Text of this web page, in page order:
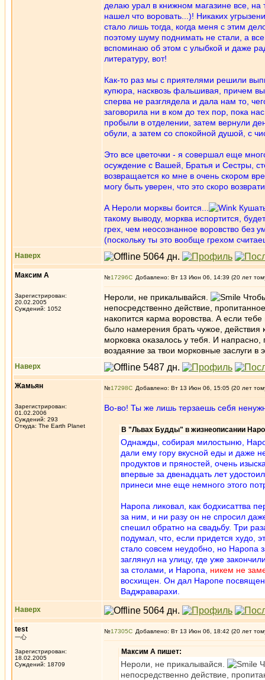
делаю урал в книжном магазине все,
нашел что воровать...)! Никаких
стало лишь тогда, когда меня с этим
поэтому шуму поднимать не стали, а
вспоминаю об этом с улыбкой и даже
литературу, вот!
Как-то раз мы с приятелями решили
купюра, насквозь фальшивая, причем
сперва не разглядела и дала нам то,
заговорила ни в ком до тех пор, пока
пробыли в отделении, затем вернули
обули, а затем со спокойной душой, с
Это все цветочки - я совершал еще
осуждение с Вашей, Братья и Сестры,
возвращается ко мне в очень скором
могу быть уверен, что это скоро
А Нероли морквы боится...
такому выводу, морква испортится,
грех, чем неосознанное воровство без
(поскольку ты это вообще грехом
Наверх
Максим А
Зарегистрирован:
20.02.2005
Суждений: 1052
№17296 Добавлено: Вт 13 Июн 06, 14:39 (20 лет
Нероли, не прикалывайся.
непосредственно действие,
накопится карма воровства. А если
было намерения брать чужое,
морковка оказалось у тебя. И напрасно,
воздаяние за твои морковные заслуги в
Наверх
Жамьян
Зарегистрирован:
01.02.2006
Суждений: 293
Откуда: The Earth Planet
№17298 Добавлено: Вт 13 Июн 06, 15:05 (20 лет
Во-во! Ты же лишь терзаешь себя
В "Львах Будды" в жизнеописании
Однажды, собирая милостыню,
дали ему гору вкусной еды и даже
продуктов и пряностей, очень
впервые за двенадцать лет
принеси мне еще немного этого
Наропа ликовал, как бодхисаттва
за ним, и ни разу он не спросил
спешил обратно на свадьбу. Три
подумал, что, если придется худо,
стало совсем неудобно, но Наропа
заглянул на улицу, где уже
за столами, и Наропа,
никем не
восхищен. Он дал Наропе
Ваджраварахи.
Наверх
test
一心
Зарегистрирован:
18.02.2005
Суждений: 18709
№17305 Добавлено: Вт 13 Июн 06, 18:42 (20 лет
Максим А пишет:
Нероли, не прикалывайся.
непосредственно действие,